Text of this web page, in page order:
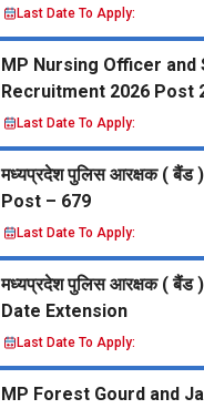
Last Date To Apply:
MP Nursing Officer
Recruitment 2026 Post
Last Date To Apply:
मध्‍यप्रदेश पुलिस आरक्षक ( बैंड
Post – 679
Last Date To Apply:
मध्‍यप्रदेश पुलिस आरक्षक ( बैंड
Date Extension
Last Date To Apply:
MP Forest Gourd and